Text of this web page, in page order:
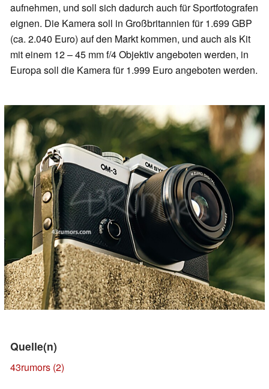
aufnehmen, und soll sich dadurch auch für Sportfotografen
eignen. Die Kamera soll in Großbritannien für 1.699 GBP
(ca. 2.040 Euro) auf den Markt kommen, und auch als Kit
mit einem 12 – 45 mm f/4 Objektiv angeboten werden, in
Europa soll die Kamera für 1.999 Euro angeboten werden.
Quelle(n)
43rumors (2)